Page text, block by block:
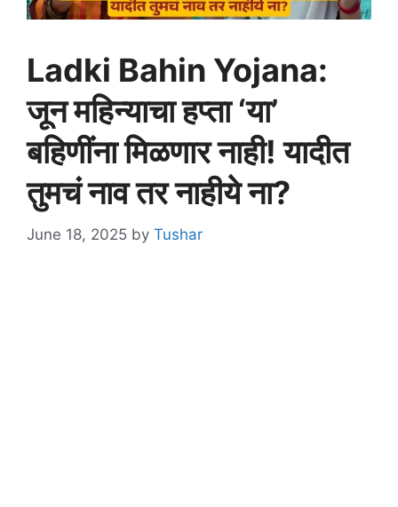
Ladki Bahin Yojana:
जून महिन्याचा हप्ता ‘या’
बहिणींना मिळणार नाही! यादीत
तुमचं नाव तर नाहीये ना?
June 18, 2025 by Tushar